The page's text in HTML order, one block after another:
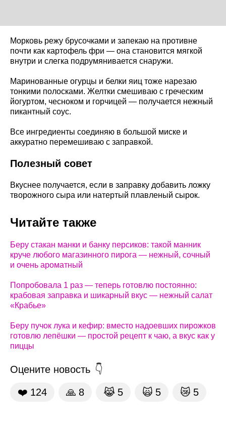
Морковь режу брусочками и запекаю на противне
почти как картофель фри — она становится мягкой
внутри и слегка подрумянивается снаружи.
Маринованные огурцы и белки яиц тоже нарезаю
тонкими полосками. Желтки смешиваю с греческим
йогуртом, чесноком и горчицей — получается нежный
пикантный соус.
Все ингредиенты соединяю в большой миске и
аккуратно перемешиваю с заправкой.
Полезный совет
Вкуснее получается, если в заправку добавить ложку
творожного сыра или натертый плавленый сырок.
Читайте также
Беру стакан манки и банку персиков: такой манник
круче любого магазинного пирога — нежный, сочный
и очень ароматный
Попробовала 1 раз — теперь готовлю постоянно:
крабовая заправка и шикарный вкус — нежный салат
«Крабье»
Беру пучок лука и кефир: вместо надоевших пирожков
готовлю лепёшки — простой рецепт к чаю, а вкус как у
пиццы
Оцените новость
❤️ 124 🙏 8 😹 5 🙀 5 😿 5